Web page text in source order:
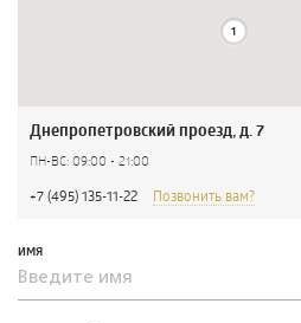
Днепропетровский проезд, д. 7
ПН-ВС: 09:00 - 21:00
+7 (495) 135-11-22 Позвонить вам?
ИМЯ